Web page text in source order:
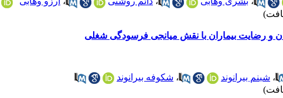
و رضایت بیماران با نقش میانجی فرسودگی شغلی
، شبنم بیرانوند ، شکوفه بیرانوند